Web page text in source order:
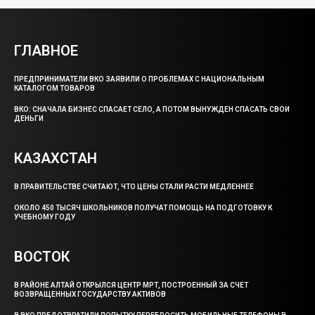
ГЛАВНОЕ
ПРЕДПРИНИМАТЕЛИ ВКО ЗАЯВИЛИ О ПРОБЛЕМАХ С НАЦИОНАЛЬНЫМ
КАТАЛОГОМ ТОВАРОВ
ВКО: СНАЧАЛА БИЗНЕС СПАСАЕТ СЕЛО, А ПОТОМ ВЫНУЖДЕН СПАСАТЬ СВОИ
ДЕНЬГИ
КАЗАХСТАН
В ПРАВИТЕЛЬСТВЕ СЧИТАЮТ, ЧТО ЦЕНЫ СТАЛИ РАСТИ МЕДЛЕННЕЕ
ОКОЛО 450 ТЫСЯЧ ШКОЛЬНИКОВ ПОЛУЧАТ ПОМОЩЬ НА ПОДГОТОВКУ К
УЧЕБНОМУ ГОДУ
ВОСТОК
В РАЙОНЕ АЛТАЙ ОТКРЫЛСЯ ЦЕНТР МРТ, ПОСТРОЕННЫЙ ЗА СЧЕТ
ВОЗВРАЩЕННЫХ ГОСУДАРСТВУ АКТИВОВ